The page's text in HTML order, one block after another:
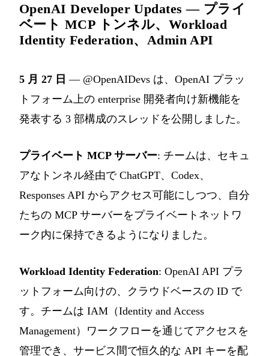
OpenAI Developer Updates — プライ
ベート MCP トンネル、Workload
Identity Federation、Admin API
5 月 27 日 — @OpenAIDevs は、OpenAI プラッ
トフォーム上の enterprise 開発者向け新機能を
発表する 3 部構成のスレッドを公開しました。
プライベート MCP サーバー: チームは、セキュ
アなトンネル経由で ChatGPT、Codex、
Responses API からアクセス可能にしつつ、自分
たちの MCP サーバーをプライベートネットワ
ーク内に保持できるようになりました。
Workload Identity Federation: OpenAI API プラ
ットフォーム向けの、クラウドベースの ID で
す。チームは IAM（Identity and Access
Management）ワークフローを通じてアクセスを
管理でき、サービス間で恒久的な API キーを配